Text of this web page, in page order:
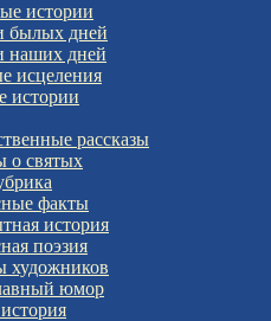
истории
былых дней
наших дней
исцеления
истории
рассказы
о святых
факты
история
поэзия
художников
юмор